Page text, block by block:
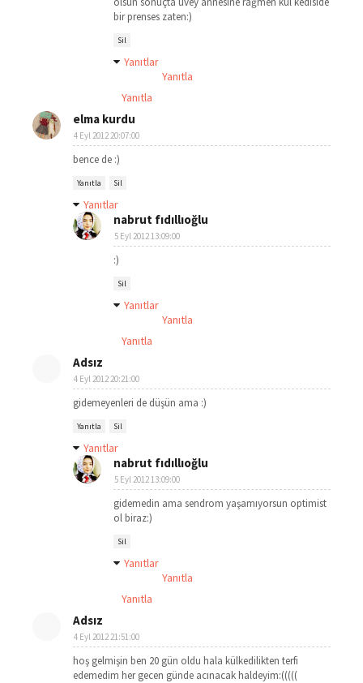
bir prenses zaten:)
Sil
Yanıtlar
Yanıtla
Yanıtla
elma kurdu
4 Eyl 2012 20:07:00
bence de :)
Yanıtla Sil
Yanıtlar
nabrut fıdıllıoğlu
5 Eyl 2012 13:09:00
:)
Sil
Yanıtlar
Yanıtla
Yanıtla
Adsız
4 Eyl 2012 20:21:00
gidemeyenleri de düşün ama :)
Yanıtla Sil
Yanıtlar
nabrut fıdıllıoğlu
5 Eyl 2012 13:09:00
gidemedin ama sendrom yaşamıyorsun optimist
ol biraz:)
Sil
Yanıtlar
Yanıtla
Yanıtla
Adsız
4 Eyl 2012 21:51:00
hoş gelmişin ben 20 gün oldu hala külkedilikten terfi
edemedim her gecen günde acınacak haldeyim:(((((